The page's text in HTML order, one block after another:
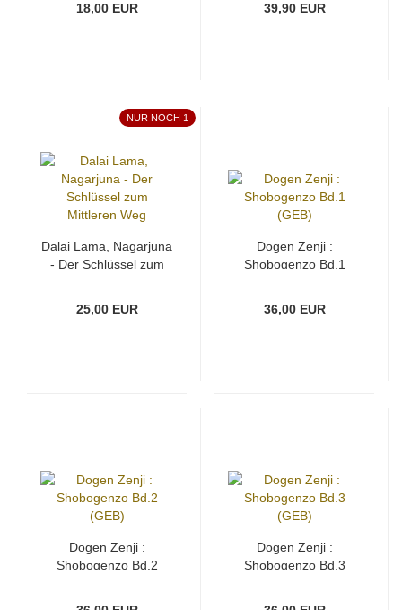
18,00 EUR
39,90 EUR
NUR NOCH 1
Dalai Lama, Nagarjuna
- Der Schlüssel zum
25,00 EUR
Dogen Zenji :
Shobogenzo Bd.1
36,00 EUR
Dogen Zenji :
Shobogenzo Bd.2
Dogen Zenji :
Shobogenzo Bd.3